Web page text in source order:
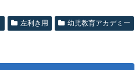
左利き用 幼児教育アカデミー